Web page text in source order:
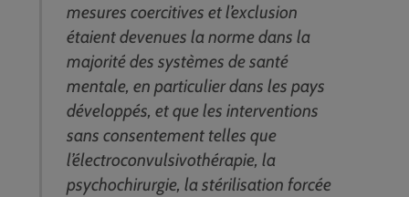
mesures coercitives et l’exclusion
étaient devenues la norme dans la
majorité des systèmes de santé
mentale, en particulier dans les pays
développés, et que les interventions
sans consentement telles que
l’électroconvulsivothérapie, la
psychochirurgie, la stérilisation forcée